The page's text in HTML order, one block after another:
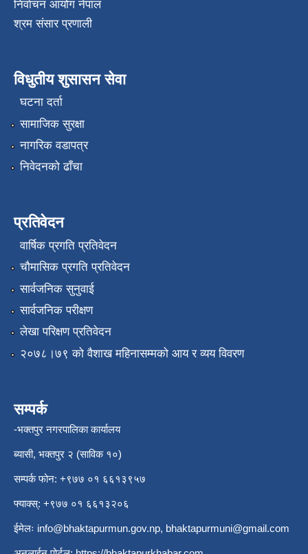
निर्वाचन आयोग नेपाल
श्रम संसार प्रणाली
विधुतीय शुसासन सेवा
घटना दर्ता
सामाजिक सुरक्षा
नागरिक वडापत्र
निवेदनको ढाँचा
प्रतिवेदन
वार्षिक प्रगति प्रतिवेदन
चौमासिक प्रगति प्रतिवेदन
सार्वजनिक सुनुवाई
सार्वजनिक परीक्षण
लेखा परिक्षण प्रतिवेदन
२०७८।७९ को वैशाख महिनासम्मको आय र व्यय विवरण
सम्पर्क
-भक्तपुर नगरपालिका कार्यालय
ब्यासी, भक्तपुर २ (साविक १०)
सम्पर्क फोन: +९७७ ०१ ६६१३९५७
फ्याक्स्: +९७७ ०१ ६६१३२०६
ईमेलः info@bhaktapurmun.gov.np, bhaktapurmuni@gmail.com